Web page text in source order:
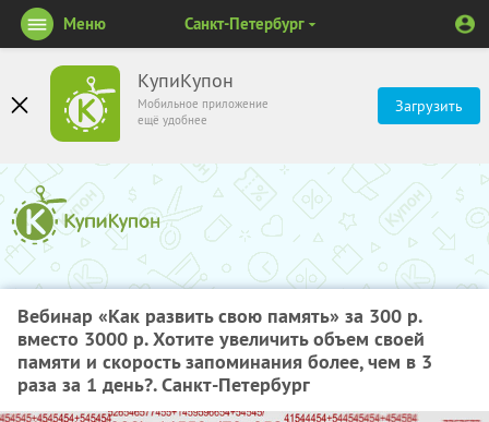
КупиКупон
Мобильное приложение
ещё удобнее
Загрузить
Меню Санкт-Петербург
Вебинар «Как развить свою память» за 300 р.
вместо 3000 р. Хотите увеличить объем своей
памяти и скорость запоминания более, чем в 3
раза за 1 день?. Санкт-Петербург